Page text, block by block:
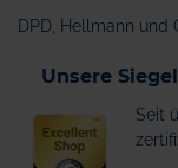
DPD, Hellmann und
Unsere Siegel
Seit